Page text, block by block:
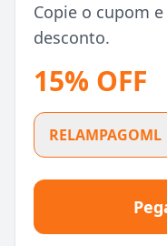
Copie o cupom
desconto.
15% OFF
RELAMPAGOML